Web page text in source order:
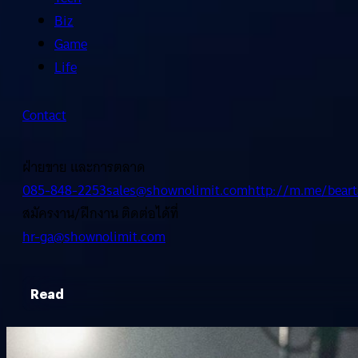
Biz
Game
Life
Contact
ฝ่ายขาย และการตลาด
085-848-2253sales@shownolimit.comhttp://m.me/
สมัครงาน/ฝึกงาน ติดต่อได้ที่
hr-ga@shownolimit.com
Read